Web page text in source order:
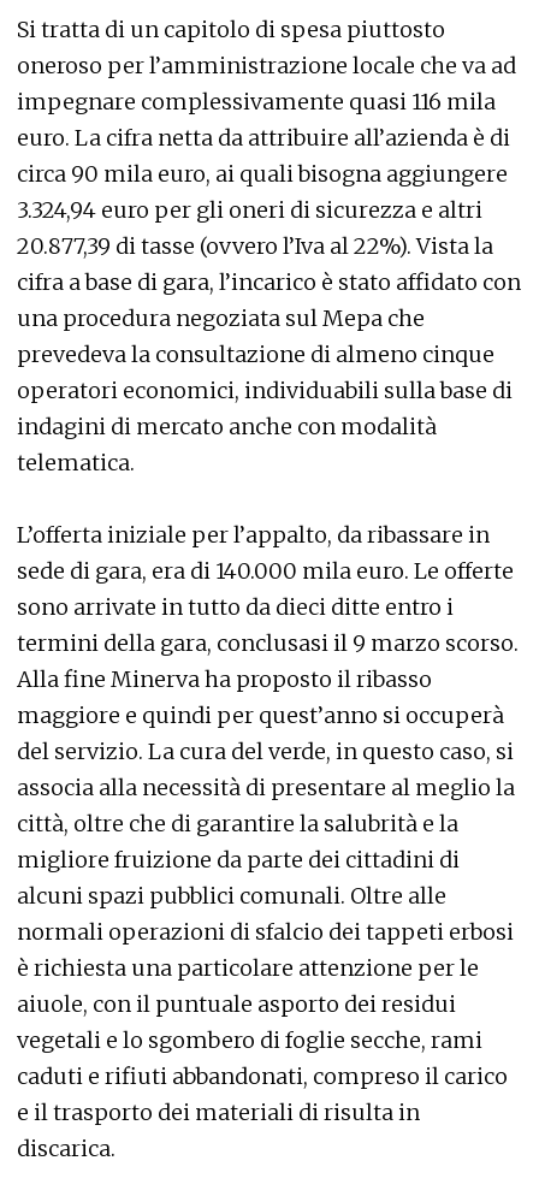
Si tratta di un capitolo di spesa piuttosto
oneroso per l’amministrazione locale che va ad
impegnare complessivamente quasi 116 mila
euro. La cifra netta da attribuire all’azienda è di
circa 90 mila euro, ai quali bisogna aggiungere
3.324,94 euro per gli oneri di sicurezza e altri
20.877,39 di tasse (ovvero l’Iva al 22%). Vista la
cifra a base di gara, l’incarico è stato affidato con
una procedura negoziata sul Mepa che
prevedeva la consultazione di almeno cinque
operatori economici, individuabili sulla base di
indagini di mercato anche con modalità
telematica.
L’offerta iniziale per l’appalto, da ribassare in
sede di gara, era di 140.000 mila euro. Le offerte
sono arrivate in tutto da dieci ditte entro i
termini della gara, conclusasi il 9 marzo scorso.
Alla fine Minerva ha proposto il ribasso
maggiore e quindi per quest’anno si occuperà
del servizio. La cura del verde, in questo caso, si
associa alla necessità di presentare al meglio la
città, oltre che di garantire la salubrità e la
migliore fruizione da parte dei cittadini di
alcuni spazi pubblici comunali. Oltre alle
normali operazioni di sfalcio dei tappeti erbosi
è richiesta una particolare attenzione per le
aiuole, con il puntuale asporto dei residui
vegetali e lo sgombero di foglie secche, rami
caduti e rifiuti abbandonati, compreso il carico
e il trasporto dei materiali di risulta in
discarica.